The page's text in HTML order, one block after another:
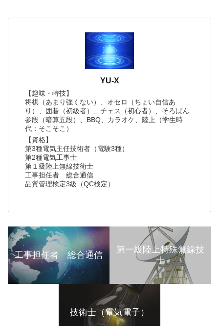
YU-X
【趣味・特技】
将棋（あまり強くない）、オセロ（ちょい自信あ
り）、囲碁（初級者）、チェス（初心者）、そろばん
参段（暗算五段）、BBQ、カラオケ、陸上（学生時
代：そこそこ）
【資格】
第3種電気主任技術者（電験3種）
第2種電気工事士
第１級陸上無線技術士
工事担任者 総合通信
品質管理検定3級（QC検定）
工事担任者 総合通信
第一級陸上特殊無線技
士
技術士（電気電子）